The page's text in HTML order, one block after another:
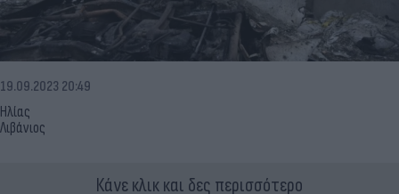
Ηλίας
Λιβάνιος
19.09.2023 20:49
Κάνε κλικ και δες περισσότερο